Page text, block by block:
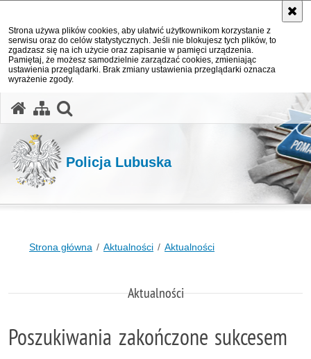
Strona używa plików cookies, aby ułatwić użytkownikom korzystanie z
serwisu oraz do celów statystycznych. Jeśli nie blokujesz tych plików, to
zgadzasz się na ich użycie oraz zapisanie w pamięci urządzenia.
Pamiętaj, że możesz samodzielnie zarządzać cookies, zmieniając
ustawienia przeglądarki. Brak zmiany ustawienia przeglądarki oznacza
wyrażenie zgody.
Policja Lubuska
Strona główna Aktualności Aktualności
Aktualności
Poszukiwania zakończone sukcesem